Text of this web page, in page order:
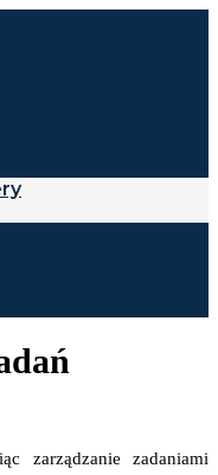
zarządzanie zadaniami